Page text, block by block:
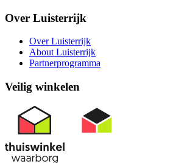
Over Luisterrijk
Over Luisterrijk
About Luisterrijk
Partnerprogramma
Veilig winkelen